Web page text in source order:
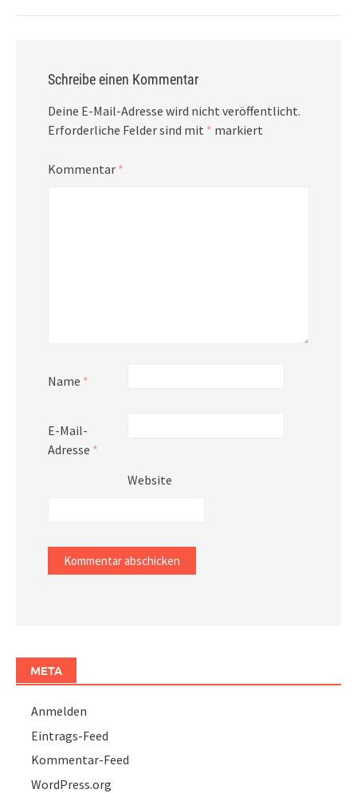
Schreibe einen Kommentar
Deine E-Mail-Adresse wird nicht veröffentlicht.
Erforderliche Felder sind mit * markiert
Kommentar *
Name *
E-Mail-
Adresse *
Website
META
Anmelden
Eintrags-Feed
Kommentar-Feed
WordPress.org